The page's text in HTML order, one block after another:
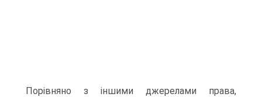
Порівняно з іншими джерелами права,